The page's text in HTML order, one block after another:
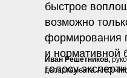
быстрое
возможно
формирования
и нормативной
голосу
Иван Решетников,
департамента АНО